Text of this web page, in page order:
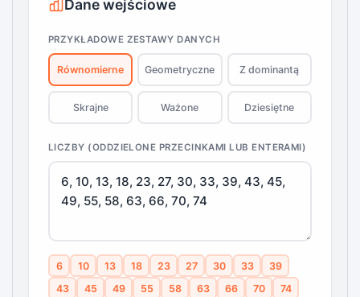
Dane wejściowe
PRZYKŁADOWE ZESTAWY DANYCH
Równomierne Geometryczne Z dominantą
Skrajne Ważone Dziesiętne
LICZBY (ODDZIELONE PRZECINKAMI LUB ENTERAMI)
6 10 13 18 23 27 30 33
39
43
45 49 55 58 63 66 70 74